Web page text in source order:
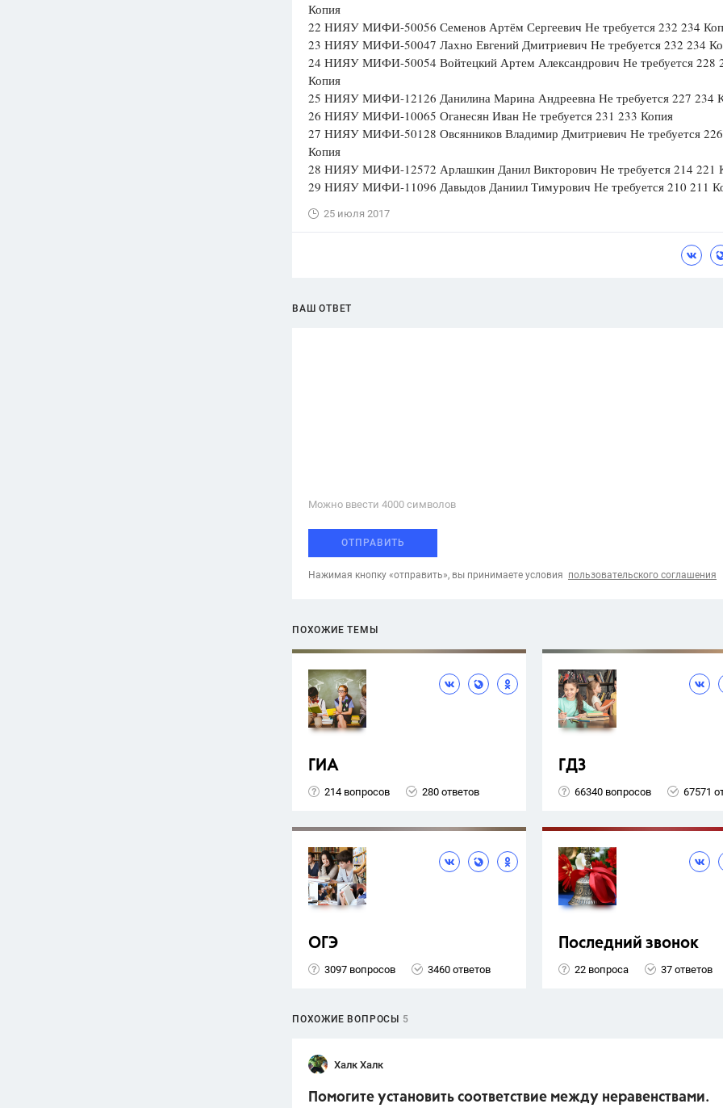
Копия
22 НИЯУ МИФИ-50056 Семенов Артём Сергеевич Не требуется 232 234
23 НИЯУ МИФИ-50047 Лахно Евгений Дмитриевич Не требуется 232 234
24 НИЯУ МИФИ-50054 Войтецкий Артем Александрович Не требуется 228
Копия
25 НИЯУ МИФИ-12126 Данилина Марина Андреевна Не требуется 227 234
26 НИЯУ МИФИ-10065 Оганесян Иван Не требуется 231 233 Копия
27 НИЯУ МИФИ-50128 Овсянников Владимир Дмитриевич Не требуется
Копия
28 НИЯУ МИФИ-12572 Арлашкин Данил Викторович Не требуется 214 221
29 НИЯУ МИФИ-11096 Давыдов Даниил Тимурович Не требуется 210 211
25 июля 2017
ВАШ ОТВЕТ
Можно ввести 4000 cимволов
ОТПРАВИТЬ
Нажимая кнопку «отправить», вы принимаете условия пользовательского соглашения
ПОХОЖИЕ ТЕМЫ
ГИА
214 вопросов 280 ответов
ГДЗ
66340 вопросов 67571
ОГЭ
3097 вопросов 3460 ответов
Последний звонок
22 вопроса 37 ответов
ПОХОЖИЕ ВОПРОСЫ 5
Халк Халк
Помогите установить соответствие между неравенствами.